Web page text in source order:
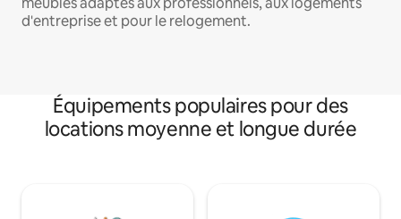
d'entreprise et pour le relogement.
Équipements populaires pour des
locations moyenne et longue durée